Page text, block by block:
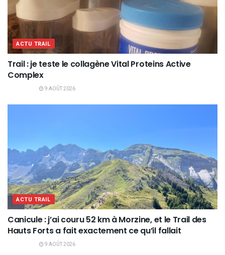
ACTU TRAIL
Trail : je teste le collagène Vital Proteins Active
Complex
9 AOÛT 2026
ACTU TRAIL
Canicule : j’ai couru 52 km à Morzine, et le Trail des
Hauts Forts a fait exactement ce qu’il fallait
9 AOÛT 2026